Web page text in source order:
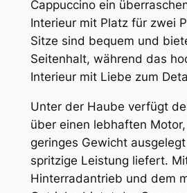
Cappuccino ein
Interieur mit Platz für zwei
Sitze sind bequem und
Seitenhalt, während das
Interieur mit Liebe zum
Unter der Haube verfügt
über einen lebhaften
geringes Gewicht
spritzige Leistung liefert.
Hinterradantrieb und dem